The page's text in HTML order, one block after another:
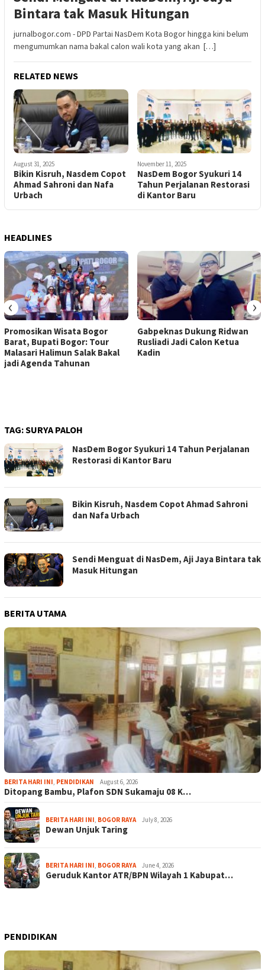
Bintara tak Masuk Hitungan
jurnalbogor.com - DPD Partai NasDem Kota Bogor hingga kini belum
mengumumkan nama bakal calon wali kota yang akan […]
RELATED NEWS
August 31, 2025
Bikin Kisruh, Nasdem Copot
Ahmad Sahroni dan Nafa
Urbach
November 11, 2025
NasDem Bogor Syukuri 14
Tahun Perjalanan Restorasi
di Kantor Baru
HEADLINES
Promosikan Wisata Bogor
Barat, Bupati Bogor: Tour
Malasari Halimun Salak Bakal
jadi Agenda Tahunan
Gabpeknas Dukung Ridwan
Rusliadi Jadi Calon Ketua
Kadin
‹ ›
TAG:SURYA PALOH
NasDem Bogor Syukuri 14 Tahun Perjalanan
Restorasi di Kantor Baru
Bikin Kisruh, Nasdem Copot Ahmad Sahroni
dan Nafa Urbach
Sendi Menguat di NasDem, Aji Jaya Bintara tak
Masuk Hitungan
BERITA UTAMA
BERITA HARI INI, PENDIDIKAN August 6, 2026
Ditopang Bambu, Plafon SDN Sukamaju 08 K…
BERITA HARI INI, BOGOR RAYA July 8, 2026
Dewan Unjuk Taring
BERITA HARI INI, BOGOR RAYA June 4, 2026
Geruduk Kantor ATR/BPN Wilayah 1 Kabupat…
PENDIDIKAN